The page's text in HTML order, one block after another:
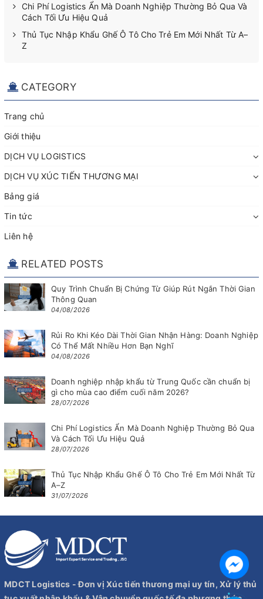
Chi Phí Logistics Ẩn Mà Doanh Nghiệp Thường Bỏ Qua Và
Cách Tối Ưu Hiệu Quả
Thủ Tục Nhập Khẩu Ghế Ô Tô Cho Trẻ Em Mới Nhất Từ A–
Z
CATEGORY
Trang chủ
Giới thiệu
DỊCH VỤ LOGISTICS
DỊCH VỤ XÚC TIẾN THƯƠNG MẠI
Bảng giá
Tin tức
Liên hệ
RELATED POSTS
Quy Trình Chuẩn Bị Chứng Từ Giúp Rút Ngắn Thời Gian
Thông Quan
04/08/2026
Rủi Ro Khi Kéo Dài Thời Gian Nhận Hàng: Doanh Nghiệp
Có Thể Mất Nhiều Hơn Bạn Nghĩ
04/08/2026
Doanh nghiệp nhập khẩu từ Trung Quốc cần chuẩn bị
gì cho mùa cao điểm cuối năm 2026?
28/07/2026
Chi Phí Logistics Ẩn Mà Doanh Nghiệp Thường Bỏ Qua
Và Cách Tối Ưu Hiệu Quả
28/07/2026
Thủ Tục Nhập Khẩu Ghế Ô Tô Cho Trẻ Em Mới Nhất Từ
A–Z
31/07/2026
MDCT Logistics - Đơn vị Xúc tiến thương mại uy tín, Xử lý thủ